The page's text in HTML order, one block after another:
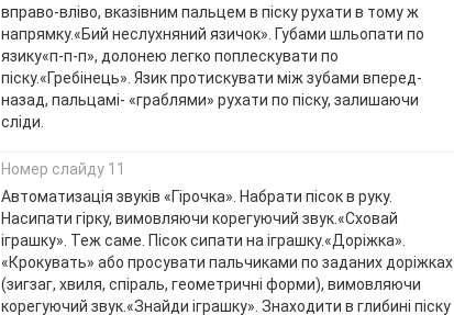
вправо-вліво, вказівним пальцем в піску рухати в тому ж
напрямку.«Бий неслухняний язичок». Губами шльопати по
язику«п-п-п», долонею легко поплескувати по
піску.«Гребінець». Язик протискувати між зубами вперед-
назад, пальцамі- «граблями» рухати по піску, залишаючи
сліди.
Номер слайду 11
Автоматизація звуків «Гірочка». Набрати пісок в руку.
Насипати гірку, вимовляючи корегуючий звук.«Сховай
іграшку». Теж саме. Пісок сипати на іграшку.«Доріжка».
«Крокувать» або просувати пальчиками по заданих доріжках
(зигзаг, хвиля, спіраль, геометричні форми), вимовляючи
корегуючий звук.«Знайди іграшку». Знаходити в глибині піску